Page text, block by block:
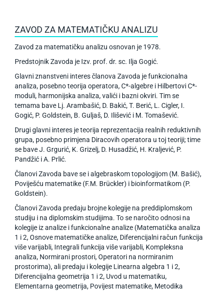
ZAVOD ZA MATEMATIČKU ANALIZU
Zavod za matematičku analizu osnovan je 1978.
Predstojnik Zavoda je Izv. prof. dr. sc. Ilja Gogić.
Glavni znanstveni interes članova Zavoda je funkcionalna
analiza, posebno teorija operatora, C*-algebre i Hilbertovi C*-
moduli, harmonijska analiza, valići i bazni okviri. Tim se
temama bave Lj. Arambašić, D. Bakić, T. Berić, L. Cigler, I.
Gogić, P. Goldstein, B. Guljaš, D. Ilišević i M. Tomašević.
Drugi glavni interes je teorija reprezentacija realnih reduktivnih
grupa, posebno primjena Diracovih operatora u toj teoriji; time
se bave J. Grgurić, K. Grizelj, D. Husadžić, H. Kraljević, P.
Pandžić i A. Prlić.
Članovi Zavoda bave se i algebraskom topologijom (M. Bašić),
Poviješću matematike (F.M. Brückler) i bioinformatikom (P.
Goldstein).
Članovi Zavoda predaju brojne kolegije na preddiplomskom
studiju i na diplomskim studijima. To se naročito odnosi na
kolegije iz analize i funkcionalne analize (Matematička analiza
1 i 2, Osnove matematičke analize, Diferencijalni račun funkcija
više varijabli, Integrali funkcija više varijabli, Kompleksna
analiza, Normirani prostori, Operatori na normiranim
prostorima), ali predaju i kolegije Linearna algebra 1 i 2,
Diferencijalna geometrija 1 i 2, Uvod u matematiku,
Elementarna geometrija, Povijest matematike, Metodika